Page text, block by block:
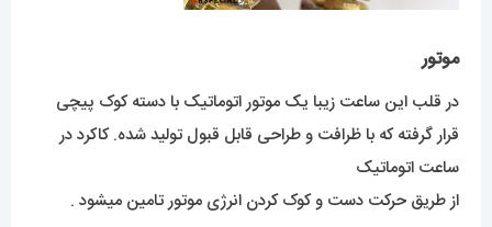
موتور
در قلب این ساعت زیبا یک موتور اتوماتیک با دسته کوک پیچی
قرار گرفته که با ظرافت و طراحی قابل قبول تولید شده. کاکرد در
ساعت اتوماتیک
از طریق حرکت دست و کوک کردن انرژی موتور تامین میشود .